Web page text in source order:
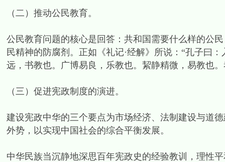
（二）推动公民教育。
公民教育问题的核心是回答：共和国需要什么样的公
民精神的防腐剂。正如《礼记·经解》所说：“孔子曰
远，书教也。广博易良，乐教也。絜静精微，易教也
（三）促进宪政制度的演进。
建设宪政中华的三个要点为市场经济、法制建设与道
外势，以实现中国社会的综合平衡发展。
中华民族当沉静地深思百年宪政史的经验教训，理性